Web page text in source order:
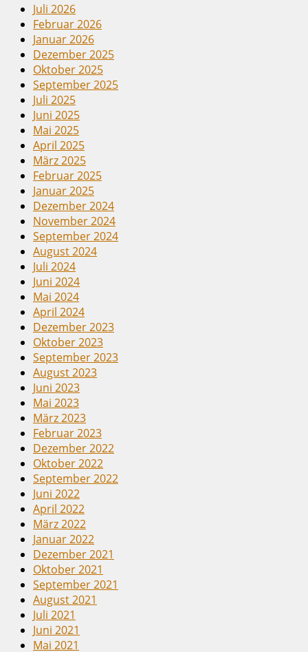
Juli 2026
Februar 2026
Januar 2026
Dezember 2025
Oktober 2025
September 2025
Juli 2025
Juni 2025
Mai 2025
April 2025
März 2025
Februar 2025
Januar 2025
Dezember 2024
November 2024
September 2024
August 2024
Juli 2024
Juni 2024
Mai 2024
April 2024
Dezember 2023
Oktober 2023
September 2023
August 2023
Juni 2023
Mai 2023
März 2023
Februar 2023
Dezember 2022
Oktober 2022
September 2022
Juni 2022
April 2022
März 2022
Januar 2022
Dezember 2021
Oktober 2021
September 2021
August 2021
Juli 2021
Juni 2021
Mai 2021